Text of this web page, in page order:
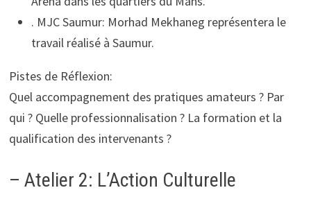
. MJC Saumur: Morhad Mekhaneg représentera le
travail réalisé à Saumur.
Pistes de Réflexion:
Quel accompagnement des pratiques amateurs ? Par
qui ? Quelle professionnalisation ? La formation et la
qualification des intervenants ?
– Atelier 2: L’Action Culturelle